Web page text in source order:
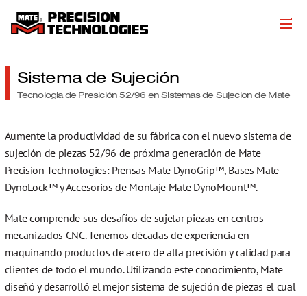
Productos
Recursos Técnicos
Literatura
Get a Quote
More…
Sistema de Sujeción
Tecnologia de Presición 52/96 en Sistemas de Sujecion de Mate
Aumente la productividad de su fábrica con el nuevo sistema de
sujeción de piezas 52/96 de próxima generación de Mate
Precision Technologies: Prensas Mate DynoGrip™, Bases Mate
DynoLock™ y Accesorios de Montaje Mate DynoMount™.
Mate comprende sus desafíos de sujetar piezas en centros
mecanizados CNC. Tenemos décadas de experiencia en
maquinando productos de acero de alta precisión y calidad para
clientes de todo el mundo. Utilizando este conocimiento, Mate
diseñó y desarrolló el mejor sistema de sujeción de piezas el cual